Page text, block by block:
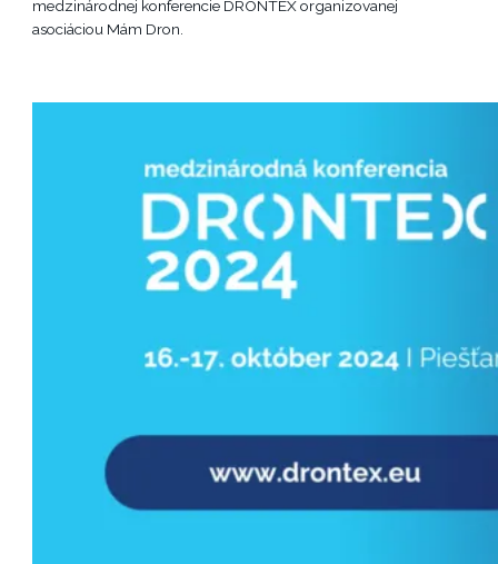
medzinárodnej konferencie DRONTEX organizovanej
asociáciou Mám Dron.